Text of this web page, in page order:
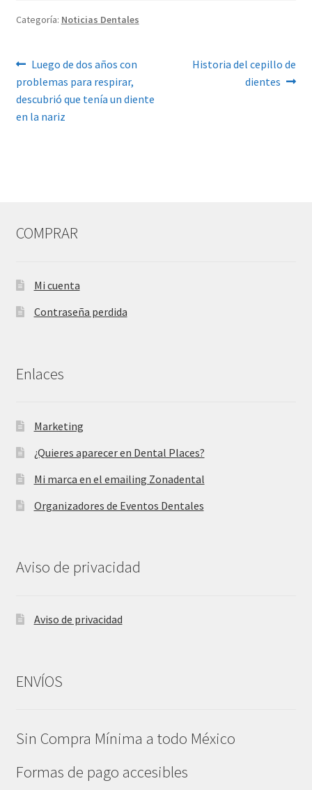
Categoría: Noticias Dentales
Navegación
de
entradas
Anterior:
Luego de dos años con
problemas para respirar,
descubrió que tenía un diente
en la nariz
Siguiente:
Historia del cepillo de
dientes
COMPRAR
Mi cuenta
Contraseña perdida
Enlaces
Marketing
¿Quieres aparecer en Dental Places?
Mi marca en el emailing Zonadental
Organizadores de Eventos Dentales
Aviso de privacidad
Aviso de privacidad
ENVÍOS
Sin Compra Mínima a todo México
Formas de pago accesibles